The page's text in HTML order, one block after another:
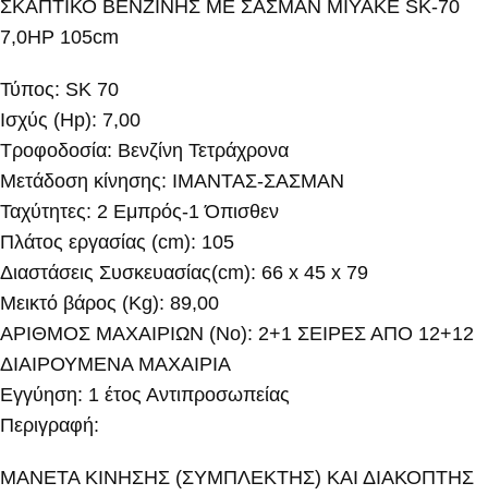
ΣΚΑΠΤΙΚΟ ΒΕΝΖΙΝΗΣ ΜΕ ΣΑΣΜΑΝ MIYAKE SK-70
7,0HP 105cm
Τύπoς: SK 70
Ισχύς (Hp): 7,00
Τροφοδοσία: Βενζίνη Τετράχρονα
Μετάδοση κίνησης: ΙΜΑΝΤΑΣ-ΣΑΣΜΑΝ
Ταχύτητες: 2 Εμπρός-1 Όπισθεν
Πλάτος εργασίας (cm): 105
Διαστάσεις Συσκευασίας(cm): 66 x 45 x 79
Μεικτό βάρος (Kg): 89,00
ΑΡΙΘΜΟΣ ΜΑΧΑΙΡΙΩΝ (No): 2+1 ΣΕΙΡΕΣ ΑΠΟ 12+12
ΔΙΑΙΡΟΥΜΕΝΑ ΜΑΧΑΙΡΙΑ
Εγγύηση: 1 έτος Αντιπροσωπείας
Περιγραφή:
ΜΑΝΕΤΑ ΚΙΝΗΣΗΣ (ΣΥΜΠΛΕΚΤΗΣ) ΚΑΙ ΔΙΑΚΟΠΤΗΣ